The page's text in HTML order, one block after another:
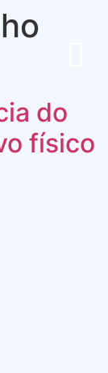
do
físico